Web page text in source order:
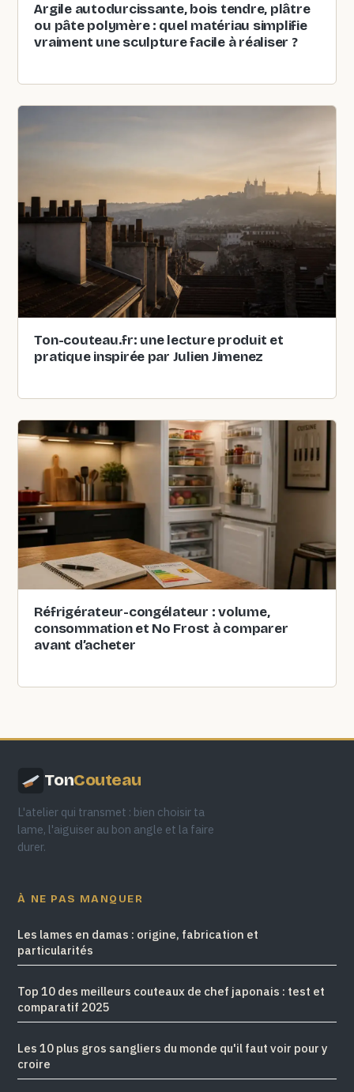
Argile autodurcissante, bois tendre, plâtre
ou pâte polymère : quel matériau simplifie
vraiment une sculpture facile à réaliser ?
Ton-couteau.fr: une lecture produit et
pratique inspirée par Julien Jimenez
Réfrigérateur-congélateur : volume,
consommation et No Frost à comparer
avant d’acheter
TonCouteau
L'atelier qui transmet : bien choisir ta
lame, l'aiguiser au bon angle et la faire
durer.
À NE PAS MANQUER
Les lames en damas : origine, fabrication et
particularités
Top 10 des meilleurs couteaux de chef japonais : test et
comparatif 2025
Les 10 plus gros sangliers du monde qu'il faut voir pour y
croire